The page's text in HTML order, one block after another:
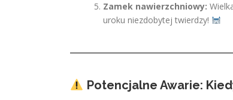
Zamek nawierzchniowy:
uroku niezdobytej twierdzy!
Potencjalne Awarie: